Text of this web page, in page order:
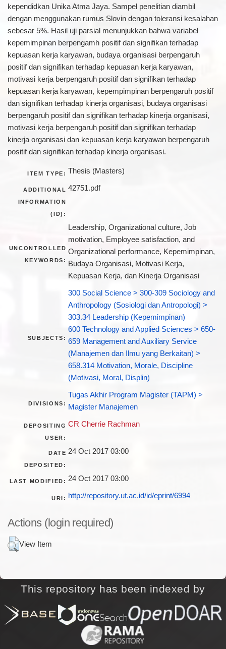
kependidkan Unika Atma Jaya. Sampel penelitian diambil
dengan menggunakan rumus Slovin dengan toleransi kesalahan
sebesar 5%. Hasil uji parsial menunjukkan bahwa variabel
kepemimpinan berpengamh positif dan signifikan terhadap
kepuasan kerja karyawan, budaya organisasi berpengaruh
positif dan signifikan terhadap kepuasan kerja karyawan,
motivasi kerja berpengaruh positif dan signifikan terhadap
kepuasan kerja karyawan, kepempimpinan berpengaruh positif
dan signifikan terhadap kinerja organisasi, budaya organisasi
berpengaruh positif dan signifikan terhadap kinerja organisasi,
motivasi kerja berpengaruh positif dan signifikan terhadap
kinerja organisasi dan kepuasan kerja karyawan berpengaruh
positif dan signifikan terhadap kinerja organisasi.
ITEM TYPE: Thesis (Masters)
ADDITIONAL
INFORMATION
(ID):
42751.pdf
UNCONTROLLED
KEYWORDS:
Leadership, Organizational culture, Job
motivation, Employee satisfaction, and
Organizational performance, Kepemimpinan,
Budaya Organisasi, Motivasi Kerja,
Kepuasan Kerja, dan Kinerja Organisasi
SUBJECTS:
300 Social Science > 300-309 Sociology and
Anthropology (Sosiologi dan Antropologi) >
303.34 Leadership (Kepemimpinan)
600 Technology and Applied Sciences > 650-
659 Management and Auxiliary Service
(Manajemen dan Ilmu yang Berkaitan) >
658.314 Motivation, Morale, Discipline
(Motivasi, Moral, Displin)
DIVISIONS:
Tugas Akhir Program Magister (TAPM) >
Magister Manajemen
DEPOSITING
USER:
CR Cherrie Rachman
DATE
DEPOSITED:
24 Oct 2017 03:00
LAST MODIFIED: 24 Oct 2017 03:00
URI: http://repository.ut.ac.id/id/eprint/6994
Actions (login required)
View Item
This repository has been indexed by